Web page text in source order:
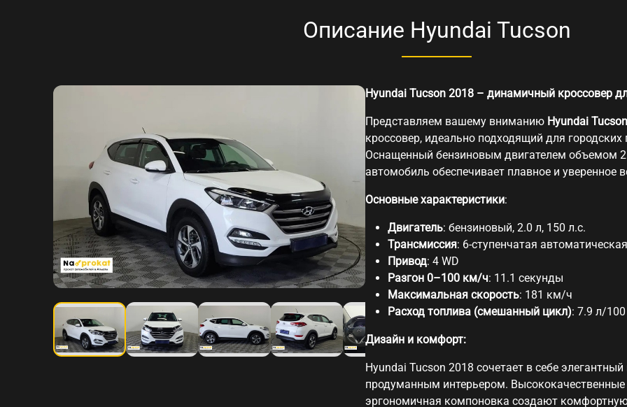
Описание Hyundai Tucson
Hyundai Tucson 2018 – динамичный кроссовер
Представляем вашему вниманию Hyundai
кроссовер, идеально подходящий для
Оснащенный бензиновым двигателем объемом
автомобиль обеспечивает плавное и уверенное
Основные характеристики:
Двигатель: бензиновый, 2.0 л, 150 л.с.
Трансмиссия: 6-ступенчатая
Привод: 4 WD
Разгон 0–100 км/ч: 11.1 секунды
Максимальная скорость: 181 км/ч
Расход топлива (смешанный цикл): 7.9 л/
Дизайн и комфорт:
Hyundai Tucson 2018 сочетает в себе
продуманным интерьером.
эргономичная компоновка создают